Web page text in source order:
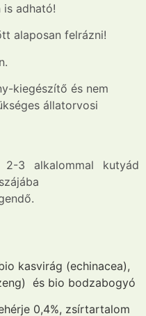
is adható!
alaposan felrázni!
kiegészítő és nem
állatorvosi
3 alkalommal kutyád
kasvirág (echinacea),
és bio bodzabogyó
0,4%, zsírtartalom